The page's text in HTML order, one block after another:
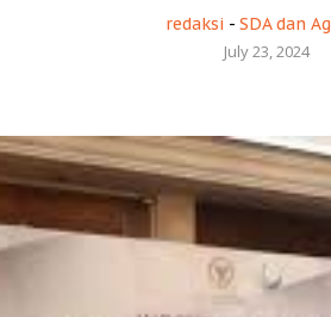
redaksi - SDA dan
July 23, 2024